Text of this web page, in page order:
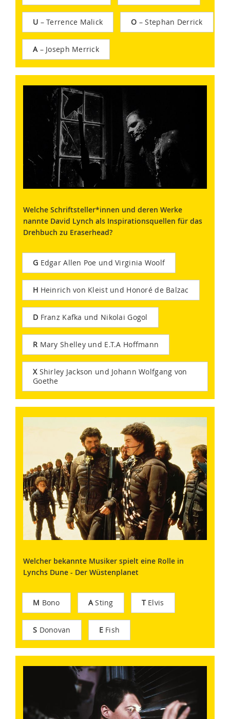
U – Terrence Malick O – Stephan Derrick
A – Joseph Merrick
Welche Schriftsteller*innen und deren Werke
nannte David Lynch als Inspirationsquellen für das
Drehbuch zu Eraserhead?
G Edgar Allen Poe und Virginia Woolf
H Heinrich von Kleist und Honoré de Balzac
D Franz Kafka und Nikolai Gogol
R Mary Shelley und E.T.A Hoffmann
XShirley Jackson und Johann Wolfgang von
Goethe
Welcher bekannte Musiker spielt eine Rolle in
Lynchs Dune - Der Wüstenplanet
M Bono ASting TElvis
S Donovan E Fish